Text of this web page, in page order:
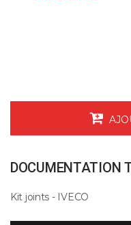
DOCUMENTATION
Kit joints - IVECO